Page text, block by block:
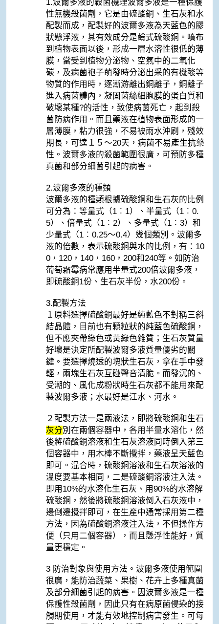
1.波爾多液的殺菌機理波爾多液是一種保護
性無機殺菌劑，它是由硫酸銅、生石灰和水
配製而成，配製好的波爾多液為天藍色的膠
狀懸浮液，其有效成分是鹼式硫酸銅。噴布
到植物表面以後，形成一層水溶性很低的薄
膜，當受到植物分泌物、空氣中的二氧化
碳，及病菌袍子萌發時分泌出采的有機酸等
物質的作用時，逐漸游離出銅離子，銅離子
進入病菌體內，凝固菌絲細胞膜的蛋白質和
破壞某種?的活性，致使病菌死亡，起到殺
菌防病作用。而且藥液在植物表面形成的一
層薄膜，粘力很強，不易被雨水沖刷，殘效
期長，可達１５～20天，病菌不易產生抗藥
性。波爾多液的殺菌範圍很廣，可預防多種
真菌和部分細菌引起的病害。
2.波爾多液的種類
波爾多液的種類根據硫酸銅和生石灰的比例
可分為：等量式（1︰1）、半量式（1︰0.
5）、倍量式（1︰2）、多量式（1︰3）和
少量式（1︰0.25～0.4）幾個類別。波爾多
液的倍數，表示硫酸銅與水的比例，有：10
0，120，140，160，200和240等。如防治
葡萄霜霉病常應用半量式200倍波爾多液，
即硫酸銅1份、生石灰半份，水200份。
3.配製方法
１原料選擇硫酸銅最好是純藍色不對稱三斜
結晶體，目前也有顆粒狀的純藍色硫酸銅，
但不應夾帶綠色或黃綠色雜質；生石灰質量
好壞是決定所配製波爾多液質量優劣的關
鍵。要選擇燒透的塊狀生石灰，拿在手中發
輕，兩塊生石灰互碰聲音清脆。而發沉的、
受潮的、風化成粉狀時生石灰都不能用來配
製波爾多液；水最好是江水、河水。
２配製方法一是兩液法，即將硫酸銅和生石
灰分別在兩個容器中，各用半量水溶化，然
後將硫酸銅溶液和生石灰溶液同時倒入第三
個容器中，用木棒不斷攪拌，藥液呈天藍色
即可。混合時，硫酸銅溶液和生石灰溶液的
溫度要基本相同，二是硫酸銅溶液注入法。
即用10%的水溶化生石灰、用90%的水溶解
硫酸銅，然後將硫酸銅溶液倒入石灰液中，
邊倒邊攪拌即可，在生產中通常採用第二種
方法，因為硫酸銅溶液注入法，不但操作方
便（只用二個容器），而且懸浮性能好，質
量更穩定。
3 防治對象與使用方法。波爾多液使用範圍
很廣，能防治蔬菜、果樹、花卉上多種真菌
及部分細菌引起的病害。因波爾多液是一種
保護性殺菌劑，因此只有在病原菌侵染的接
觸期使用，才能有效地控制病害發生。可每